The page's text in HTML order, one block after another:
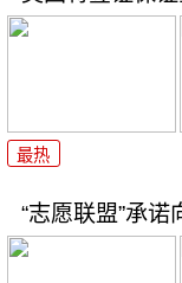
最热
“志愿联盟”承